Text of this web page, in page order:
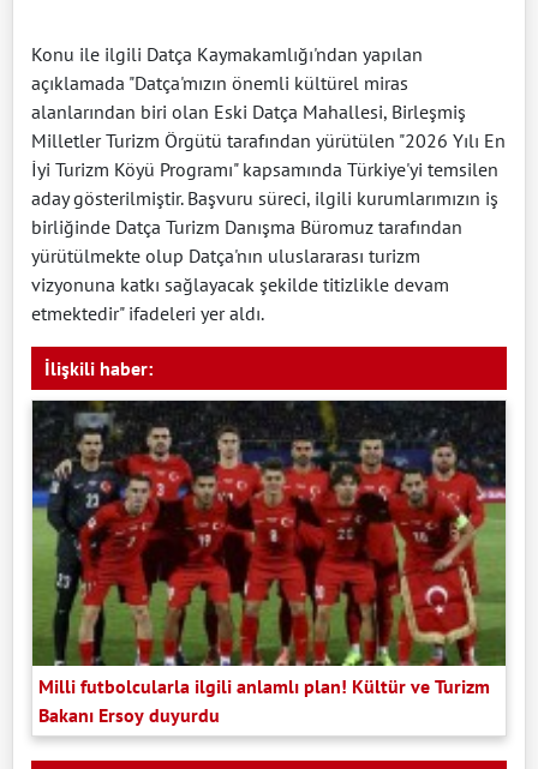
Konu ile ilgili Datça Kaymakamlığı'ndan yapılan
açıklamada "Datça'mızın önemli kültürel miras
alanlarından biri olan Eski Datça Mahallesi, Birleşmiş
Milletler Turizm Örgütü tarafından yürütülen "2026 Yılı En
İyi Turizm Köyü Programı" kapsamında Türkiye'yi temsilen
aday gösterilmiştir. Başvuru süreci, ilgili kurumlarımızın iş
birliğinde Datça Turizm Danışma Büromuz tarafından
yürütülmekte olup Datça'nın uluslararası turizm
vizyonuna katkı sağlayacak şekilde titizlikle devam
etmektedir" ifadeleri yer aldı.
İlişkili haber:
Milli futbolcularla ilgili anlamlı plan! Kültür ve Turizm
Bakanı Ersoy duyurdu